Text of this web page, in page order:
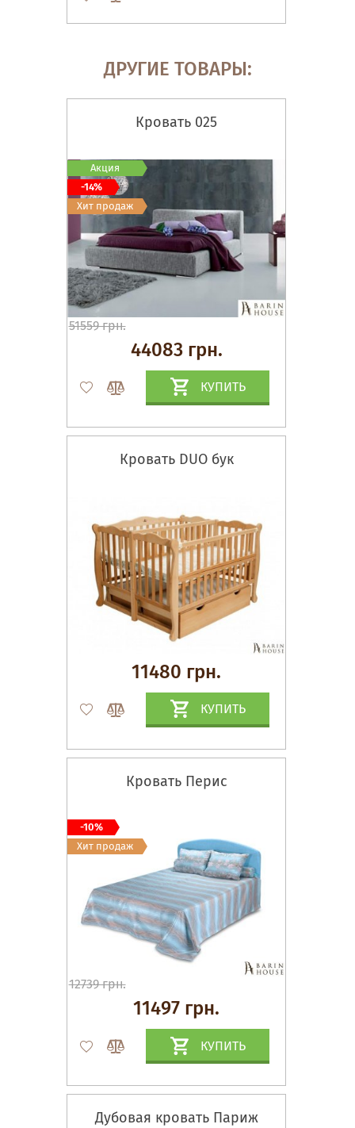
ДРУГИЕ ТОВАРЫ:
Кровать 025
51559 грн.
44083 грн.
КУПИТЬ
Акция
-14%
Хит продаж
Кровать DUO бук
11480 грн.
КУПИТЬ
Кровать Перис
12739 грн.
11497 грн.
КУПИТЬ
-10%
Хит продаж
Дубовая кровать Париж